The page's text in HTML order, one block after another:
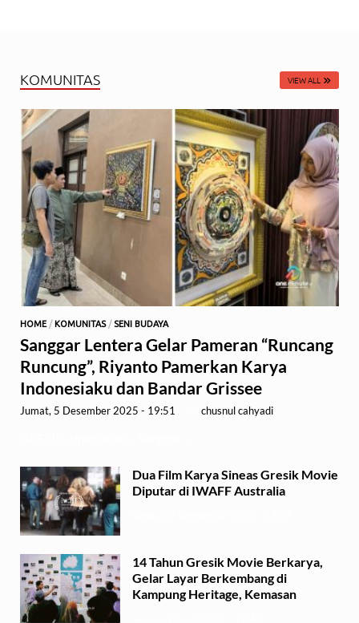
KOMUNITAS VIEW ALL
HOME / KOMUNITAS/ SENI BUDAYA
Sanggar Lentera Gelar Pameran “Runcang
Runcung”, Riyanto Pamerkan Karya
Indonesiaku dan Bandar Grissee
Jumat, 5 Desember 2025 - 19:51 chusnul cahyadi
Dua Film Karya Sineas Gresik Movie
Diputar di IWAFF Australia
14 Tahun Gresik Movie Berkarya,
Gelar Layar Berkembang di
Kampung Heritage, Kemasan